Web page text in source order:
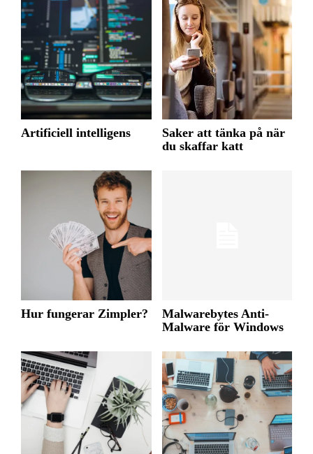
Artificiell intelligens
Saker att tänka på när
du skaffar katt
Hur fungerar Zimpler?
Malwarebytes Anti-
Malware för Windows